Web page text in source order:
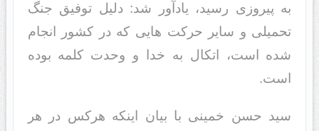
به پیروزی رسید، یادآور شد: دلیل توفیق جنگ
تحمیلی و سایر حرکت هایی که در کشور انجام
شده است، اتکال به خدا و وحدت کلمه بوده
است.
سید حسن خمینی با بیان اینکه هرکس در هر